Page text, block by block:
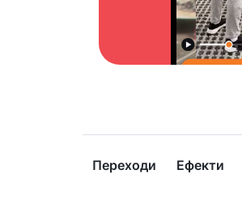
Переходи Ефекти